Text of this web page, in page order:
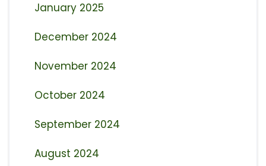
January 2025
December 2024
November 2024
October 2024
September 2024
August 2024